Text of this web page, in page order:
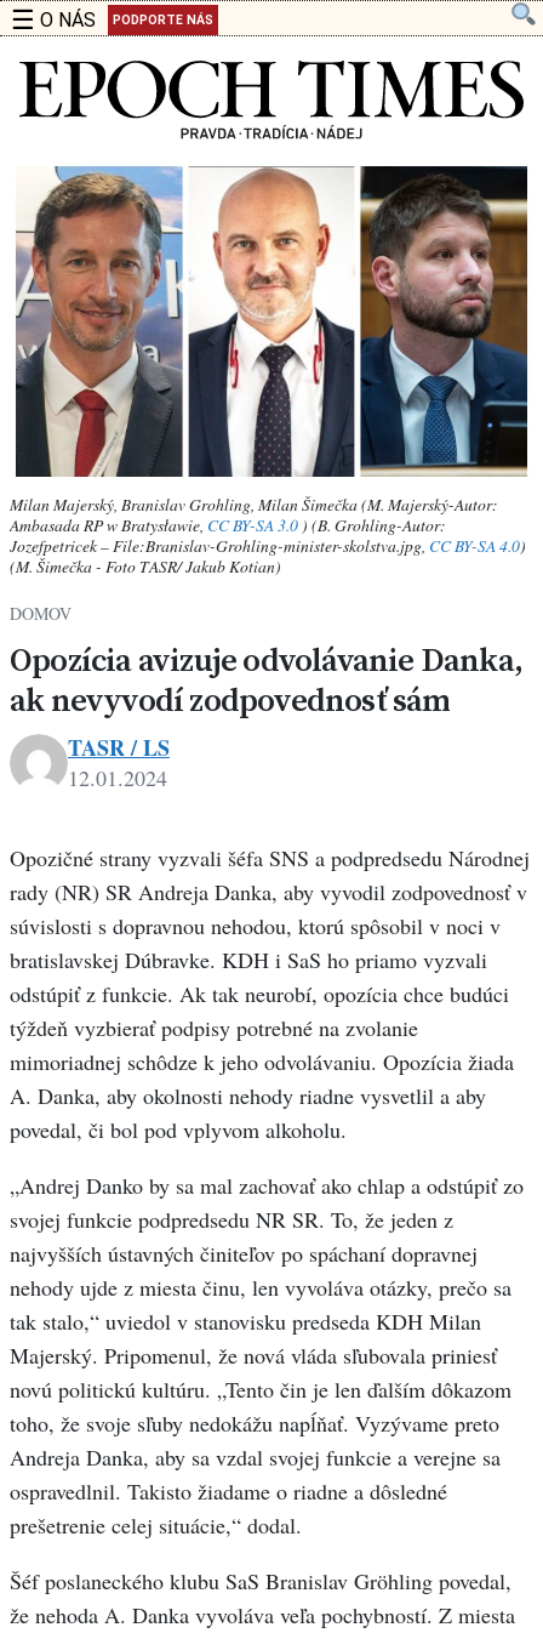
☰ O NÁS PODPORTE NÁS
Milan Majerský, Branislav Grohling, Milan Šimečka (M. Majerský-Autor:
Ambasada RP w Bratysławie, CC BY-SA 3.0 ) (B. Grohling-Autor:
Jozefpetricek – File:Branislav-Grohling-minister-skolstva.jpg, CC BY-SA 4.0)
(M. Šimečka - Foto TASR/ Jakub Kotian)
DOMOV
Opozícia avizuje odvolávanie Danka,
ak nevyvodí zodpovednosť sám
TASR / LS
12.01.2024
Opozičné strany vyzvali šéfa SNS a podpredsedu Národnej
rady (NR) SR Andreja Danka, aby vyvodil zodpovednosť v
súvislosti s dopravnou nehodou, ktorú spôsobil v noci v
bratislavskej Dúbravke. KDH i SaS ho priamo vyzvali
odstúpiť z funkcie. Ak tak neurobí, opozícia chce budúci
týždeň vyzbierať podpisy potrebné na zvolanie
mimoriadnej schôdze k jeho odvolávaniu. Opozícia žiada
A. Danka, aby okolnosti nehody riadne vysvetlil a aby
povedal, či bol pod vplyvom alkoholu.
„Andrej Danko by sa mal zachovať ako chlap a odstúpiť zo
svojej funkcie podpredsedu NR SR. To, že jeden z
najvyšších ústavných činiteľov po spáchaní dopravnej
nehody ujde z miesta činu, len vyvoláva otázky, prečo sa
tak stalo,“ uviedol v stanovisku predseda KDH Milan
Majerský. Pripomenul, že nová vláda sľubovala priniesť
novú politickú kultúru. „Tento čin je len ďalším dôkazom
toho, že svoje sľuby nedokážu napĺňať. Vyzývame preto
Andreja Danka, aby sa vzdal svojej funkcie a verejne sa
ospravedlnil. Takisto žiadame o riadne a dôsledné
prešetrenie celej situácie,“ dodal.
Šéf poslaneckého klubu SaS Branislav Gröhling povedal,
že nehoda A. Danka vyvoláva veľa pochybností. Z miesta